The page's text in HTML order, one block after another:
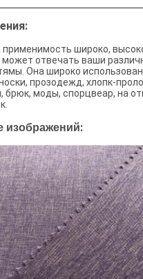
применимость широко,
может отвечать ваши
Она широко
прозодежд, хлопк-
брюк, моды, спорцвеар, на
изображений: